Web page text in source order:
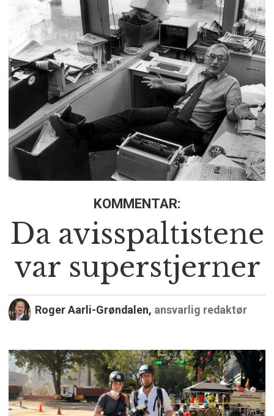
KOMMENTAR:
Da avisspaltistene
var superstjerner
Roger Aarli-Grøndalen, ansvarlig redaktør